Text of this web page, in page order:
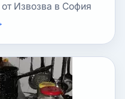
Извозва в София